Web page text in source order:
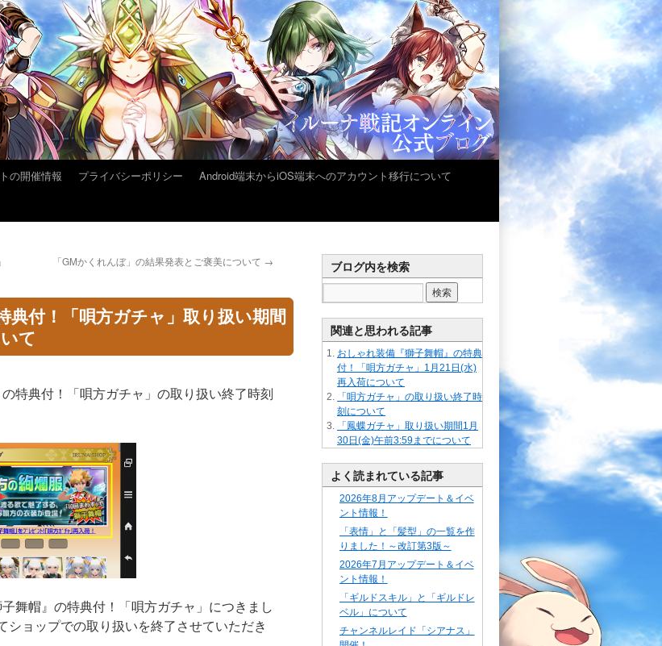
の開催情報 プライバシーポリシー
Android端末からiOS端末へのアカウント移行について
「GMかくれんぼ」の結果発表とご褒美について →
典付！「唄方ガチャ」取り扱い期間
て
特典付！「唄方ガチャ」の取り扱い終了時刻
舞帽』の特典付！「唄方ガチャ」につきまし
ショップでの取り扱いを終了させていただき
ブログ内を検索
関連と思われる記事
おしゃれ装備『獅子舞帽』の特典
付！「唄方ガチャ」1月21日(水)
再入荷について
「唄方ガチャ」の取り扱い終了時
刻について
「鳳蝶ガチャ」取り扱い期間1月
30日(金)午前3:59までについて
よく読まれている記事
2026年8月アップデート＆イベ
ント情報！
「表情」と「髪型」の一覧を作
りました！～改訂第3版～
2026年7月アップデート＆イベ
ント情報！
「ギルドスキル」と「ギルドレ
ベル」について
チャンネルレイド「シアナス」